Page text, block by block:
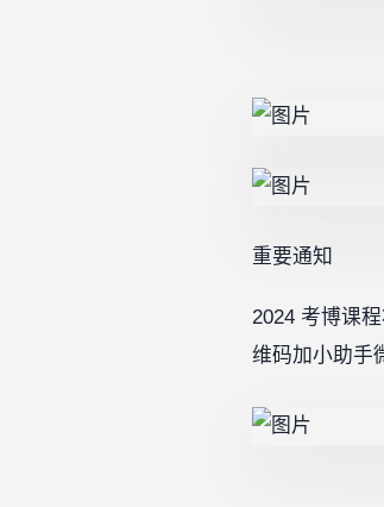
重要通知
2024 考博课
维码加小助手